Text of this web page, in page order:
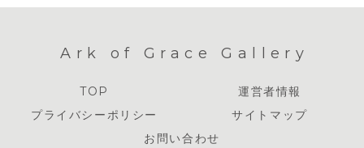
Ark of Grace Gallery
TOP
運営者情報
プライバシーポリシー
サイトマップ
お問い合わせ